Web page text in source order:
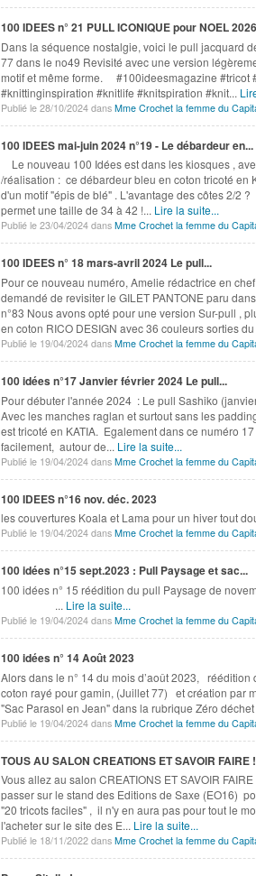
100 IDEES n° 21 PULL ICONIQUE pour NOEL
Dans la séquence nostalgie, voici le pull jacquard
77 dans le no49 Revisité avec une version
motif et même forme. #100ideesmagazine #tricot
#knittinginspiration #knitlife #knitspiration #knit...
Publié le 28/10/2024 dans Mme Crochet la femme du
100 IDEES mai-juin 2024 n°19 - Le débardeur en...
Le nouveau 100 Idées est dans les kiosques ,
/réalisation : ce débardeur bleu en coton tricoté en
d'un motif "épis de blé" . L'avantage des côtes 2/2
permet une taille de 34 à 42 !... Lire la suite...
Publié le 23/04/2024 dans Mme Crochet la femme du
100 IDEES n° 18 mars-avril 2024 Le pull...
Pour ce nouveau numéro, Amelie rédactrice en
demandé de revisiter le GILET PANTONE paru
n°83 Nous avons opté pour une version Sur-pull ,
en coton RICO DESIGN avec 36 couleurs sorties du
Publié le 19/04/2024 dans Mme Crochet la femme du
100 idées n°17 Janvier février 2024 Le pull...
Pour débuter l'année 2024 : Le pull Sashiko
Avec les manches raglan et surtout sans les
est tricoté en KATIA. Egalement dans ce numéro
facilement, autour de... Lire la suite...
Publié le 19/04/2024 dans Mme Crochet la femme du
100 IDEES n°16 nov. déc. 2023
les couvertures Koala et Lama pour un hiver tout
Publié le 19/04/2024 dans Mme Crochet la femme du
100 idées n°15 sept.2023 : Pull Paysage et sac...
100 idées n° 15 réédition du pull
... Lire la suite...
Publié le 19/04/2024 dans Mme Crochet la femme du
100 idées n° 14 Août 2023
Alors dans le n° 14 du mois d’août 2023, réédition
coton rayé pour gamin, (Juillet 77) et création par
"Sac Parasol en Jean" dans la rubrique Zéro déchet
Publié le 19/04/2024 dans Mme Crochet la femme du
TOUS AU SALON CREATIONS ET SAVOIR FAIRE !
Vous allez au salon CREATIONS ET SAVOIR
passer sur le stand des Editions de Saxe (EO16)
"20 tricots faciles" , il n'y en aura pas pour tout le
l'acheter sur le site des E... Lire la suite...
Publié le 18/11/2022 dans Mme Crochet la femme du